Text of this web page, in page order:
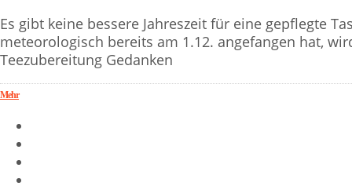
Es gibt keine bessere Jahreszeit für eine gepflegte
meteorologisch bereits am 1.12. angefangen hat,
Teezubereitung Gedanken
Mehr